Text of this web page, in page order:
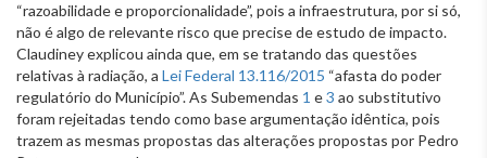
“razoabilidade e proporcionalidade”, pois a infraestrutura, por si só,
não é algo de relevante risco que precise de estudo de impacto.
Claudiney explicou ainda que, em se tratando das questões
relativas à radiação, a Lei Federal 13.116/2015 “afasta do poder
regulatório do Município”. As Subemendas 1 e3 ao substitutivo
foram rejeitadas tendo como base argumentação idêntica, pois
trazem as mesmas propostas das alterações propostas por Pedro